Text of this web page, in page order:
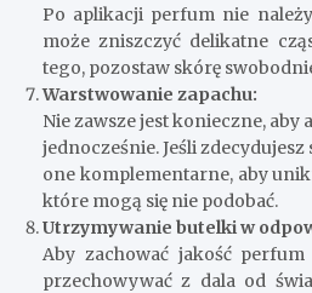
Po aplikacji perfum nie
może zniszczyć delikatne
tego, pozostaw skórę
Warstwowanie zapachu:
Nie zawsze jest konieczne, aby
jednocześnie. Jeśli zdecydujesz
one komplementarne, aby
które mogą się nie podobać.
Utrzymywanie butelki w
Aby zachować jakość
przechowywać z dala od